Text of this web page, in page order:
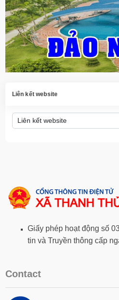
Liên kết website
Giấy phép hoạt động số
tin và Truyền thông cấp
Contact